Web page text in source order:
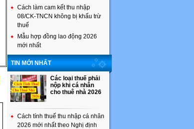
Cách làm cam kết thu nhập
08/CK-TNCN không bị khấu trừ
thuế
Mẫu hợp đồng lao động 2026
mới nhất
TIN MỚI NHẤT
Các loại thuế phải
nộp khi cá nhân
cho thuê nhà 2026
Cách tính thuế thu nhập cá nhân
2026 mới nhất theo Nghị định